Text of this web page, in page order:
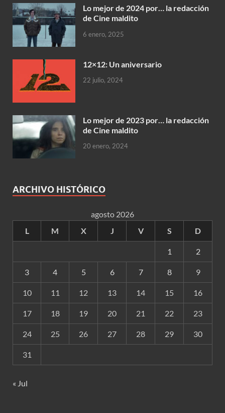
Lo mejor de 2024 por… la redacción
de Cine maldito
6 enero, 2025
12×12: Un aniversario
22 julio, 2024
Lo mejor de 2023 por… la redacción
de Cine maldito
20 enero, 2024
ARCHIVO HISTÓRICO
agosto 2026
L
M X J V S D
1 2
3 4 5 6 7 8 9
10 11 12 13 14 15 16
17 18 19 20 21 22 23
24 25 26 27 28 29 30
31
« Jul